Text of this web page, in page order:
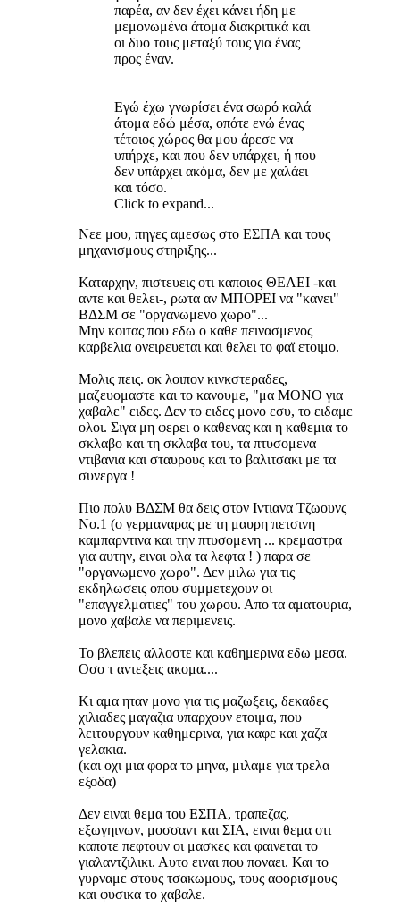
παρέα, αν δεν έχει κάνει ήδη με
μεμονωμένα άτομα διακριτικά και
οι δυο τους μεταξύ τους για ένας
προς έναν.
Εγώ έχω γνωρίσει ένα σωρό καλά
άτομα εδώ μέσα, οπότε ενώ ένας
τέτοιος χώρος θα μου άρεσε να
υπήρχε, και που δεν υπάρχει, ή που
δεν υπάρχει ακόμα, δεν με χαλάει
και τόσο.
Click to expand...
Νεε μου, πηγες αμεσως στο ΕΣΠΑ και τους
μηχανισμους στηριξης...
Καταρχην, πιστευεις οτι καποιος ΘΕΛΕΙ -και
αντε και θελει-, ρωτα αν ΜΠΟΡΕΙ να "κανει"
ΒΔΣΜ σε "οργανωμενο χωρο"...
Μην κοιτας που εδω ο καθε πεινασμενος
καρβελια ονειρευεται και θελει το φαϊ ετοιμο.
Μολις πεις. οκ λοιπον κινκστεραδες,
μαζευομαστε και το κανουμε, "μα ΜΟΝΟ για
χαβαλε" ειδες. Δεν το ειδες μονο εσυ, το ειδαμε
ολοι. Σιγα μη φερει ο καθενας και η καθεμια το
σκλαβο και τη σκλαβα του, τα πτυσομενα
ντιβανια και σταυρους και το βαλιτσακι με τα
συνεργα !
Πιο πολυ ΒΔΣΜ θα δεις στον Ιντιανα Τζωουνς
Νο.1 (ο γερμαναρας με τη μαυρη πετσινη
καμπαρντινα και την πτυσομενη ... κρεμαστρα
για αυτην, ειναι ολα τα λεφτα ! ) παρα σε
"οργανωμενο χωρο". Δεν μιλω για τις
εκδηλωσεις οπου συμμετεχουν οι
"επαγγελματιες" του χωρου. Απο τα αματουρια,
μονο χαβαλε να περιμενεις.
Το βλεπεις αλλοστε και καθημερινα εδω μεσα.
Οσο τ αντεξεις ακομα....
Κι αμα ηταν μονο για τις μαζωξεις, δεκαδες
χιλιαδες μαγαζια υπαρχουν ετοιμα, που
λειτουργουν καθημερινα, για καφε και χαζα
γελακια.
(και οχι μια φορα το μηνα, μιλαμε για τρελα
εξοδα)
Δεν ειναι θεμα του ΕΣΠΑ, τραπεζας,
εξωγηινων, μοσσαντ και ΣΙΑ, ειναι θεμα οτι
καποτε πεφτουν οι μασκες και φαινεται το
γιαλαντζιλικι. Αυτο ειναι που ποναει. Και το
γυρναμε στους τσακωμους, τους αφορισμους
και φυσικα το χαβαλε.